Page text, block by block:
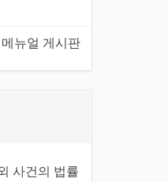
뉴얼 게시판
사건의 법률